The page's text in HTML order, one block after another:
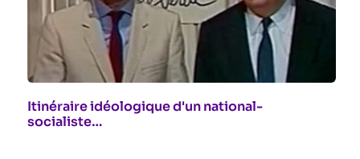
Itinéraire idéologique d'un national-
socialiste…